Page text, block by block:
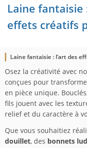
Laine
effets créatifs
Laine fantaisie : l’art des
Osez la créativité avec
conçues pour
en pièce unique.
fils jouent avec les
relief et du caractère à
Que vous souhaitiez
douillet, des bonnets